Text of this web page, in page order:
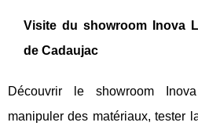
Visite du showroom Inova
de Cadaujac
Découvrir le showroom
manipuler des matériaux, tester